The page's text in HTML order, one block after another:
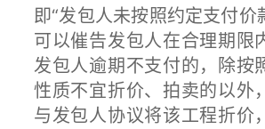
即“发包人未按照约定支付价
可以催告发包人在合理期限
发包人逾期不支付的，除按
性质不宜折价、拍卖的以外
与发包人协议将该工程折价